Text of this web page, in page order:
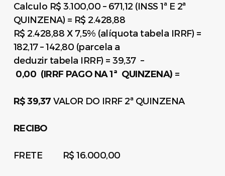
Calculo R$ 3.100,00 – 671,12 (INSS 1ª E 2ª
QUINZENA) = R$ 2.428,88
R$ 2.428,88 X 7,5% (alíquota tabela IRRF) =
182,17 – 142,80 (parcela a
deduzir tabela IRRF) = 39,37 –
0,00 (IRRF PAGO NA 1ª QUINZENA) =
R$ 39,37VALOR DO IRRF 2ª QUINZENA
RECIBO
FRETE R$ 16.000,00